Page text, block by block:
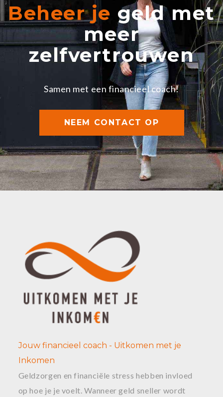
Beheer je geld met
meer
zelfvertrouwen
Samen met een financieel coach!
NEEM CONTACT OP
Jouw financieel coach - Uitkomen met je
Inkomen
Geldzorgen en financiële stress hebben invloed
op hoe je je voelt. Wanneer geld sneller wordt